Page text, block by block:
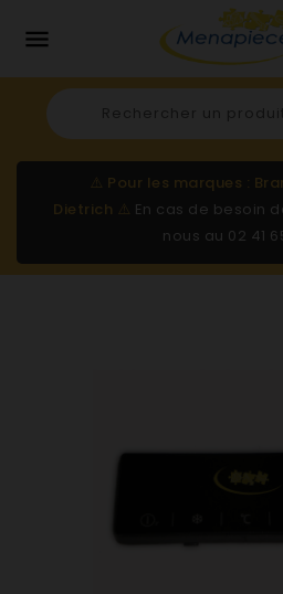

⚠️ Pour les marques :
Dietrich ⚠️ En cas de besoin
nous au 02 41